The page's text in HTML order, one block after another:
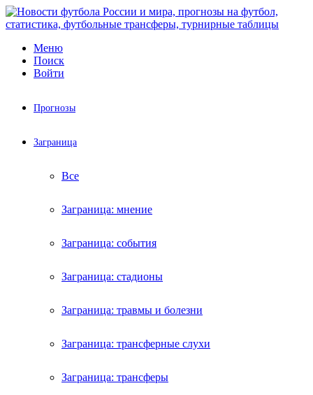
Меню
Поиск
Войти
Прогнозы
Заграница
Все
Заграница: мнение
Заграница: события
Заграница: стадионы
Заграница: травмы и болезни
Заграница: трансферные слухи
Заграница: трансферы